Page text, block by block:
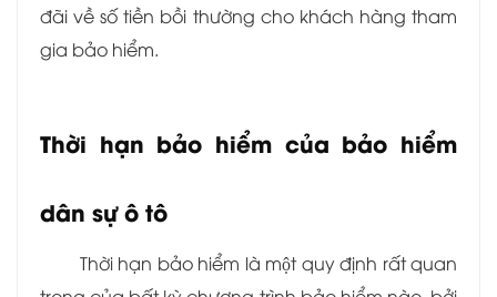
đãi về số tiền bồi thường cho khách hàng tham
gia bảo hiểm.
Thời hạn bảo hiểm của bảo hiểm
dân sự ô tô
Thời hạn bảo hiểm là một quy định rất quan